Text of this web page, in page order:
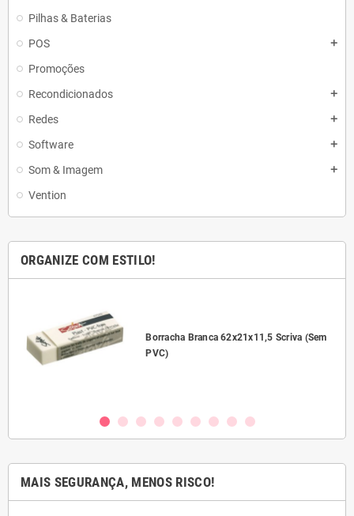
Pilhas & Baterias
POS
add
Promoções
Recondicionados
add
Redes add
Software add
Som & Imagem add
Vention
ORGANIZE COM ESTILO!
Borracha Branca 62x21x11,5 Scriva (Sem
PVC)
MAIS SEGURANÇA, MENOS RISCO!